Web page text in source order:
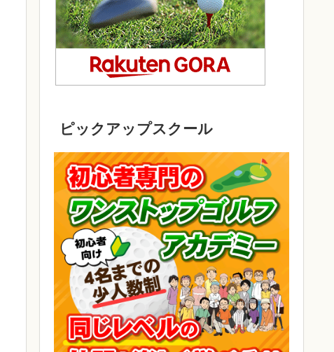
ピックアップスクール